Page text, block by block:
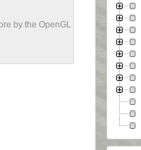
by the OpenGL